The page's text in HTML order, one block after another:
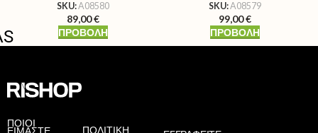
SKU:A08580
89,00€
ΠΡΟΒΟΛΉ
SKU:A08579
99,00€
ΠΡΟΒΟΛΉ
ΠΟΙΟΙ
ΠΟΛΙΤΙΚΗ